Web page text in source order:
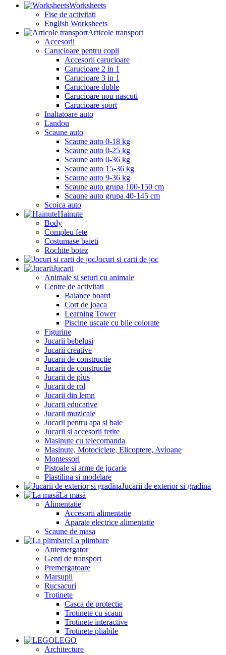
Worksheets
Fise de activitati
English Worksheets
Articole transport
Accesorii
Carucioare pentru copii
Accesorii carucioare
Carucioare 2 in 1
Carucioare 3 in 1
Carucioare duble
Carucioare nou nascuti
Carucioare sport
Inaltatoare auto
Landou
Scaune auto
Scaune auto 0-18 kg
Scaune auto 0-25 kg
Scaune auto 0-36 kg
Scaune auto 15-36 kg
Scaune auto 9-36 kg
Scaune auto grupa 100-150 cm
Scaune auto grupa 40-145 cm
Scoica auto
Hainute
Body
Compleu fete
Costumase baieti
Rochite botez
Jocuri si carti de joc
Jucarii
Animale si seturi cu animale
Centre de activitati
Balance board
Cort de joaca
Learning Tower
Piscine uscate cu bile colorate
Figurine
Jucarii bebelusi
Jucarii creative
Jucarii de constructie
Jucarii de constructie
Jucarii de plus
Jucarii de rol
Jucarii din lemn
Jucarii educative
Jucarii muzicale
Jucarii pentru apa si baie
Jucarii si accesorii fetite
Masinute cu telecomanda
Masinute, Motociclete, Elicoptere, Avioane
Montessori
Pistoale si arme de jucarie
Plastilina si modelare
Jucarii de exterior si gradina
La masă
Alimentatie
Accesorii alimentatie
Aparate electrice alimentatie
Scaune de masa
La plimbare
Antemergator
Genti de transport
Premergatoare
Marsupii
Rucsacuri
Trotinete
Casca de protectie
Trotinete cu scaun
Trotinete interactive
Trotinete pliabile
LEGO
Architecture